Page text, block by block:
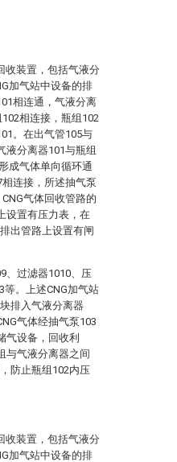
收装置，包括气液分
加气站中设备的排
相连通，气液分离
相连接，瓶组102
。在出气管105与
液分离器101与瓶组
成气体单向循环通
连接，所述抽气泵
气体回收管路的
设置有压力表，在
出管路上设置有闸
、过滤器1010、压
等。上述CNG加气站
排入气液分离器
气体经抽气泵103
气设备，回收利
与气液分离器之间
防止瓶组102内压
收装置，包括气液分
加气站中设备的排